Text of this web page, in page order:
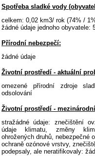
Spotřeba sladké vody
celkem: 0,02 km3/ rok (74% /
žádné údaje jednoho obyvatele:
Přírodní nebezpečí:
žádné údaje
Životní prostředí - aktuální
omezené přírodní zdroje
odsolování
Životní prostředí -
stražádné údaje: znečištění
údaje klimatu, změny
ohrožených druhů, nebezpečné
ochraně ozónové vrstvy,
podepsaly, ale neratifikovaly: